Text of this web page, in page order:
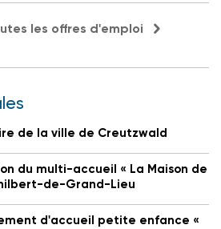
les offres d'emploi
de la ville de Creutzwald
du multi-accueil « La Maison de
de-Grand-Lieu
d'accueil petite enfance «